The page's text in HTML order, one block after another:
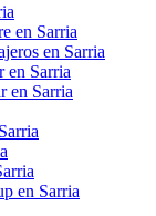
en Sarria
en Sarria
en Sarria
en Sarria
en Sarria